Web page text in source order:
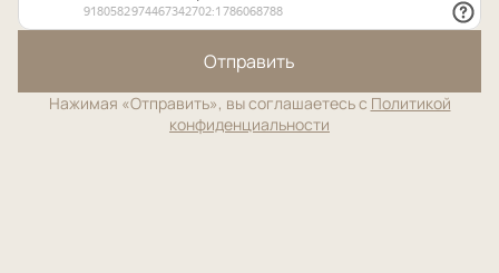
Отправить
Нажимая «Отправить», вы соглашаетесь с Политикой
конфиденциальности